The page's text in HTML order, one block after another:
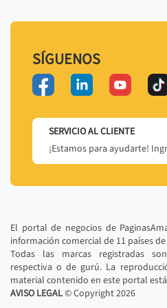
SÍGUENOS
SERVICIO AL CLIENTE
¡Estamos para ayudarte!
El portal de negocios de
información comercial de 11 países
Todas las marcas registradas
respectiva o de gurú. La
material contenido en este portal
AVISO LEGAL© Copyright2026